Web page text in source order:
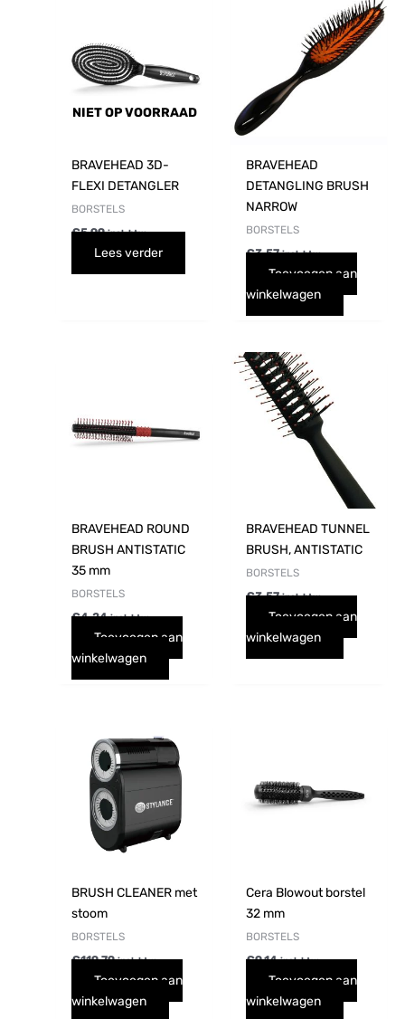
NIET OP VOORRAAD
BRAVEHEAD 3D-
FLEXI DETANGLER
BORSTELS
€5,99 incl. btw
Lees verder
BRAVEHEAD
DETANGLING BRUSH
NARROW
BORSTELS
€3,57 incl. btw
Toevoegen aan
winkelwagen
BRAVEHEAD ROUND
BRUSH ANTISTATIC
35 mm
BORSTELS
€4,24 incl. btw
Toevoegen aan
winkelwagen
BRAVEHEAD TUNNEL
BRUSH, ANTISTATIC
BORSTELS
€3,57 incl. btw
Toevoegen aan
winkelwagen
BRUSH CLEANER met
stoom
BORSTELS
€119,79 incl. btw
Toevoegen aan
winkelwagen
Cera Blowout borstel
32 mm
BORSTELS
€9,14 incl. btw
Toevoegen aan
winkelwagen